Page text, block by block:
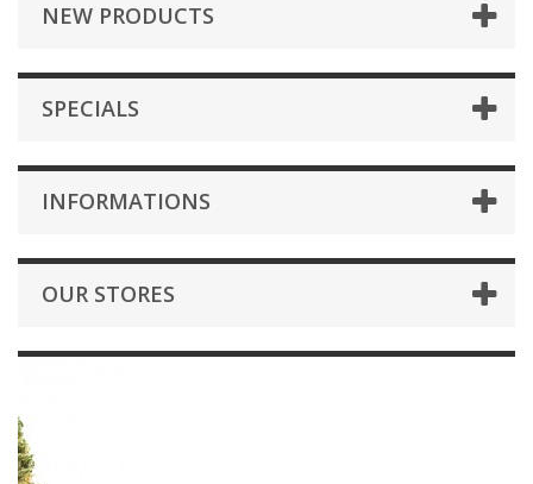
NEW PRODUCTS
SPECIALS
INFORMATIONS
OUR STORES